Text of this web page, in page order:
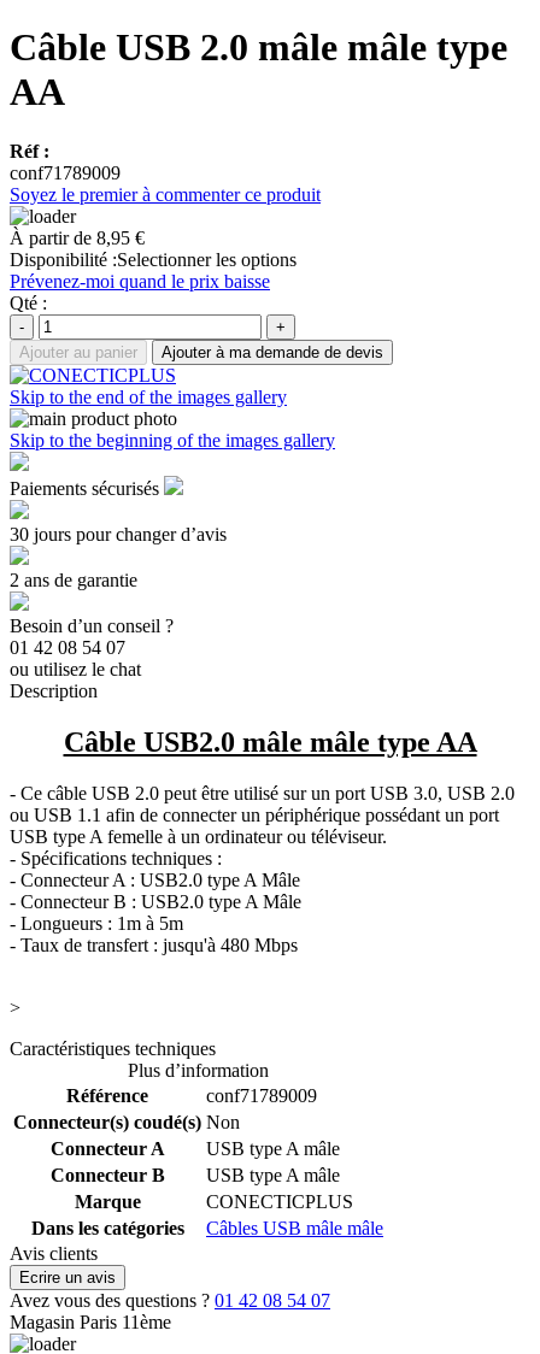
Câble USB 2.0 mâle mâle type
AA
Réf :
conf71789009
Soyez le premier à commenter ce produit
À partir de 8,95 €
Disponibilité :Selectionner les options
Prévenez-moi quand le prix baisse
Qté :
-
+
Ajouter au panier
Ajouter à ma demande de devis
Skip to the end of the images gallery
Skip to the beginning of the images gallery
Paiements sécurisés
30 jours pour changer d’avis
2 ans de garantie
Besoin d’un conseil ?
01 42 08 54 07
ou utilisez le chat
Description
Câble USB2.0 mâle mâle type AA
- Ce câble USB 2.0 peut être utilisé sur un port USB 3.0, USB 2.0
ou USB 1.1 afin de connecter un périphérique possédant un port
USB type A femelle à un ordinateur ou téléviseur.
- Spécifications techniques :
- Connecteur A : USB2.0 type A Mâle
- Connecteur B : USB2.0 type A Mâle
- Longueurs : 1m à 5m
- Taux de transfert : jusqu'à 480 Mbps
>
Caractéristiques techniques
Plus d’information
Référence
conf71789009
Connecteur(s) coudé(s) Non
Connecteur A
USB type A mâle
Connecteur B
USB type A mâle
Marque
CONECTICPLUS
Dans les catégories
Câbles USB mâle mâle
Avis clients
Ecrire un avis
Avez vous des questions ? 01 42 08 54 07
Magasin Paris 11ème